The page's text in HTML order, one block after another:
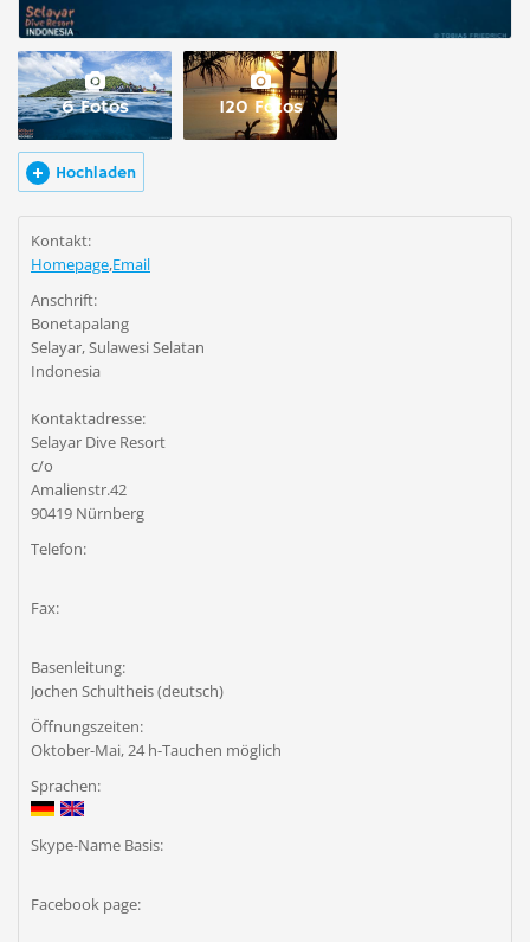
6 Fotos 120 Fotos
Hochladen
Kontakt:
Homepage,Email
Anschrift:
Bonetapalang
Selayar, Sulawesi Selatan
Indonesia
Kontaktadresse:
Selayar Dive Resort
c/o
Amalienstr.42
90419 Nürnberg
Telefon:
Fax:
Basenleitung:
Jochen Schultheis (deutsch)
Öffnungszeiten:
Oktober-Mai, 24 h-Tauchen möglich
Sprachen:
Skype-Name Basis:
Facebook page: